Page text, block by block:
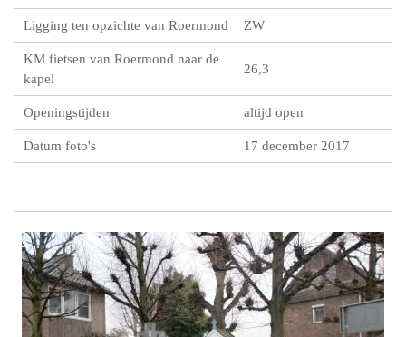
Ligging ten opzichte van Roermond ZW
KM fietsen van Roermond naar de
kapel
26,3
Openingstijden altijd open
Datum foto's 17 december 2017